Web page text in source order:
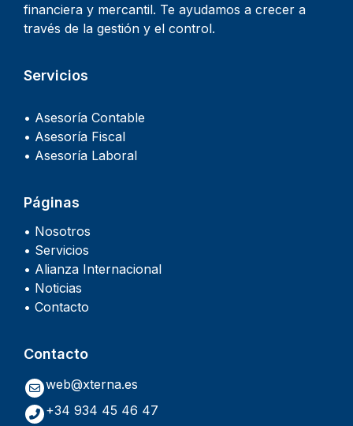
financiera y mercantil. Te ayudamos a crecer a
través de la gestión y el control.
Servicios
• Asesoría Contable
• Asesoría Fiscal
• Asesoría Laboral
Páginas
• Nosotros
• Servicios
• Alianza Internacional
• Noticias
• Contacto
Contacto
web@xterna.es
+34 934 45 46 47